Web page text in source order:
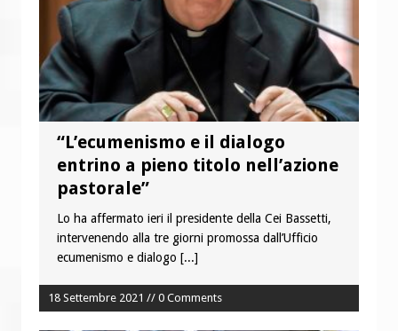
“L’ecumenismo e il dialogo
entrino a pieno titolo nell’azione
pastorale”
Lo ha affermato ieri il presidente della Cei Bassetti,
intervenendo alla tre giorni promossa dall’Ufficio
ecumenismo e dialogo [...]
18 Settembre 2021 // 0 Comments